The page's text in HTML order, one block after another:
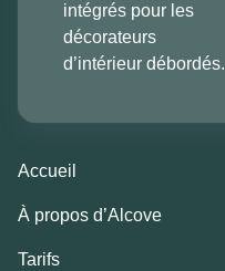
intégrés pour les
décorateurs
d’intérieur débordés.
Accueil
À propos d’Alcove
Tarifs